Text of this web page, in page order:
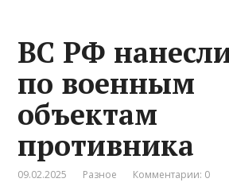
ВС РФ
по военным
объектам
противника
09.02.2025 Разное Комментарии: 0